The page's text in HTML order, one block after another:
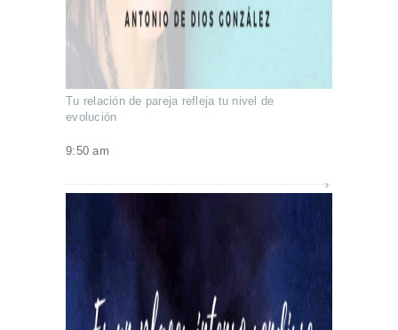
Tu relación de pareja refleja tu nivel de
evolución
9:50 am